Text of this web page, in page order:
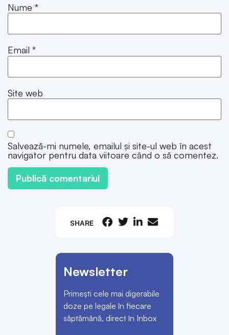
SHARE
Newsletter
Primești cele mai digerabile
doze pe legale în fiecare
săptămână, direct în Inbox
Nume *
Email *
Site web
Salvează-mi numele, emailul și site-ul web în acest
navigator pentru data viitoare când o să comentez.